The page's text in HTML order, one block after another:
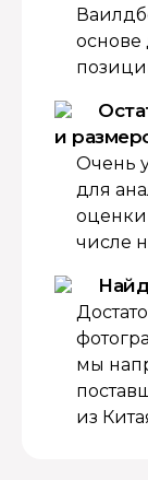
и
Очень
для
оценки
числе
мы
из